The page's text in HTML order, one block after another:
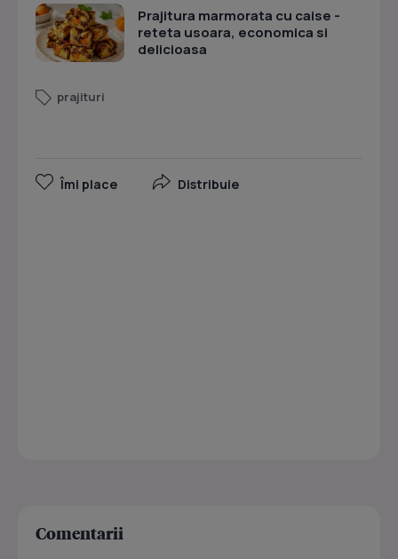
Prajitura marmorata cu caise -
reteta usoara, economica si
delicioasa
prajituri
Îmi place Distribuie
Comentarii